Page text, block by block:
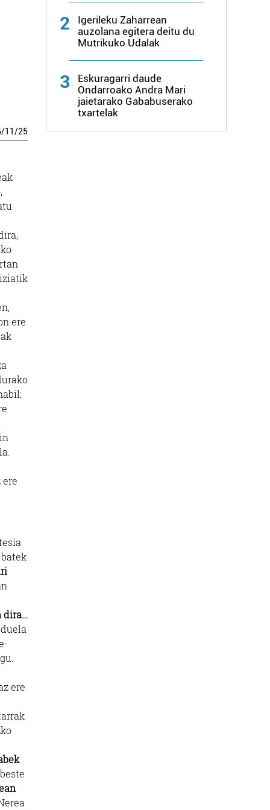
/11/25
ere
ere
dira…
ere
2
Igerileku Zaharrean
auzolana egitera deitu du
Mutrikuko Udalak
3
Eskuragarri daude
Ondarroako Andra Mari
jaietarako Gababuserako
txartelak